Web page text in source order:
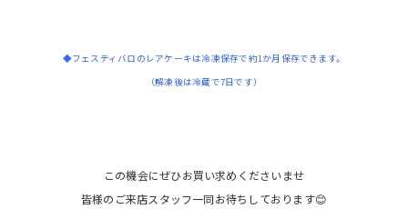
◆フェスティバロのレアケーキは冷凍保存で約1か月保存できます。
（解凍後は冷蔵で7日です）
この機会にぜひお買い求めくださいませ
皆様のご来店スタッフ一同お待ちしております😊